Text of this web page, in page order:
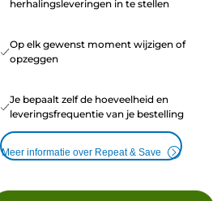
herhalingsleveringen in te stellen
Op elk gewenst moment wijzigen of
opzeggen
Je bepaalt zelf de hoeveelheid en
leveringsfrequentie van je bestelling
Meer informatie over Repeat & Save